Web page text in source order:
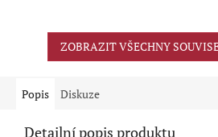
ZOBRAZIT VŠECHNY
Popis Diskuze
Detailní popis produktu